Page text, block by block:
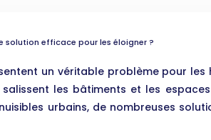
solution efficace pour les éloigner ?
un véritable problème pour
les bâtiments et les
urbains, de nombreuses